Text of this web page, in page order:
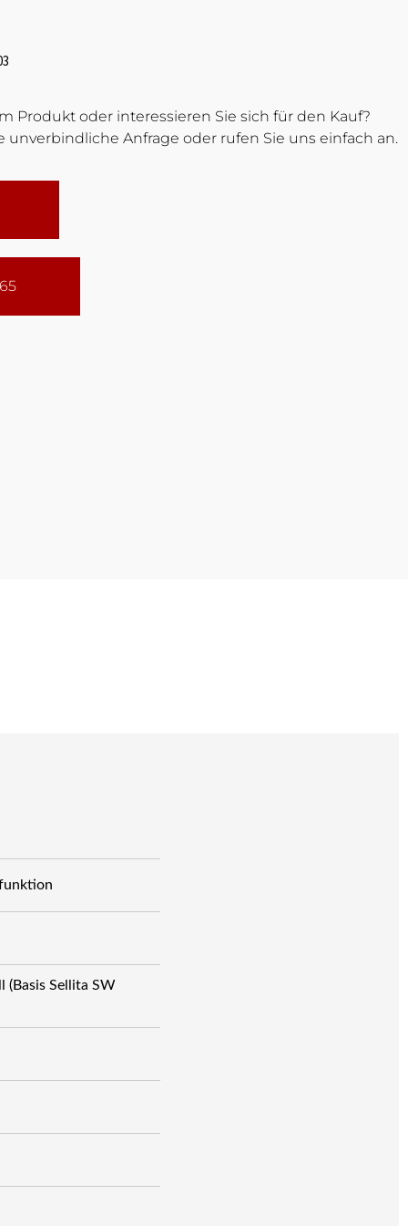
Produkt oder interessieren Sie sich für den Kauf?
unverbindliche Anfrage oder rufen Sie uns einfach an.
(Basis Sellita SW